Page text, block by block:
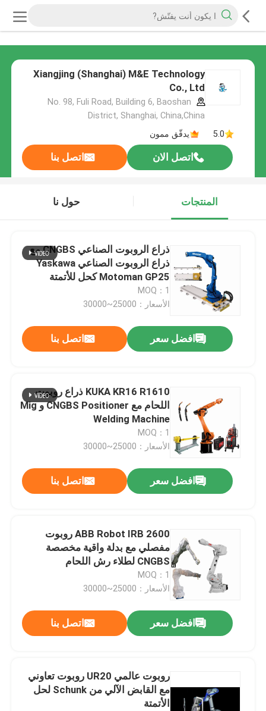
Xiangjing (Shanghai) M&E Technology
Co., Ltd
No. 98, Fuli Road, Building 6, Baoshan
District, Shanghai, China,China
5.0
يدقّق ممون
اتصل الان اتصل بنا
المنتجات حول نا
ذراع الروبوت الصناعي CNGBS مع
ذراع الروبوت الصناعي Yaskawa
Motoman GP25 كحل للأتمتة
الصناعية
MOQ：1
الأسعار：25000~30000
افضل سعر اتصل بنا
KUKA KR16 R1610 ذراع روبوت
اللحام مع CNGBS Positioner و Mig
Welding Machine
MOQ：1
الأسعار：25000~30000
افضل سعر اتصل بنا
ABB Robot IRB 2600 روبوت
مفصلي مع بدلة واقية مخصصة
CNGBS لطلاء رش اللحام
MOQ：1
الأسعار：25000~30000
افضل سعر اتصل بنا
روبوت عالمي UR20 روبوت تعاوني
مع القابض الآلي من Schunk لحل
الأتمتة